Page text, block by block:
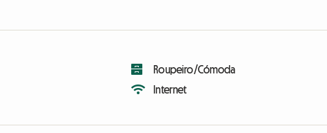
Roupeiro/Cómoda
Internet